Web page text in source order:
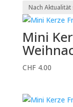
Mini
CHF4.00